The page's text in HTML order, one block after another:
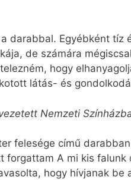
darabbal. Egyébként
de számára
hogy
látás- és
Nemzeti
felesége című
A mi kis
hogy hívjanak